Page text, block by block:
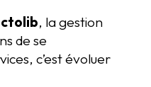
, la gestion
de se
c’est évoluer